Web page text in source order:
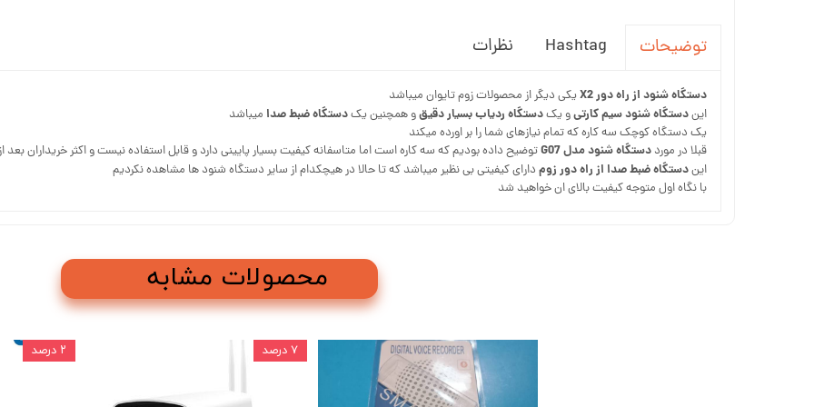
توضیحات Hashtag نظرات
دستگاه شنود از راه دور X2
یکی دیگر از محصولات زوم تایوان میباشد
ایندستگاه شنود سیم کارتیو یکدستگاه ردیاب بسیار دقیقو همچنین یکدستگاه ضبط صدا میباشد
یک دستگاه کوچک سه کاره که تمام نیازهای شما را بر اورده میکند
قبلا در مورد دستگاه شنود مدل G07
توضیح داده بودیم که سه کاره است اما متاسفانه کیفیت بسیار پایینی دارد و قابل استفاده نیست و اکثر خریداران بعد از ۲۴ ساعت دستگاه را به فروشگاه عودت
ایندستگاه ضبط صدا از راه دور زوم دارای کیفیتی بی نظیر میباشد که تا حالا در هیچکدام از سایر دستگاه شنود ها مشاهده نکردیم
با نگاه اول متوجه کیفیت بالای ان خواهید شد
۲ درصد ۷ درصد
محصولات مشابه